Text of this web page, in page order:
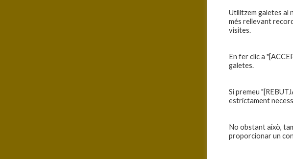
Utilitzem galetes al
més rellevant
visites.
En fer clic a
galetes.
Si premeu
estrictament
No obstant això,
proporcionar un